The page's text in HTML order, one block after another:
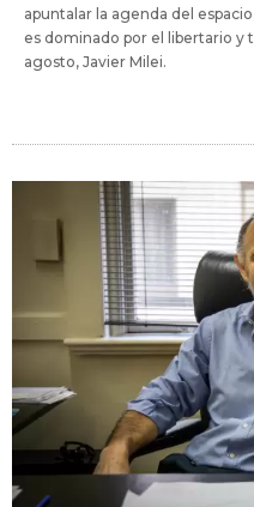
apuntalar la agenda del
es dominado por el libertario y
agosto, Javier Milei.